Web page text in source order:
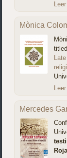
Mònica
Mercedes